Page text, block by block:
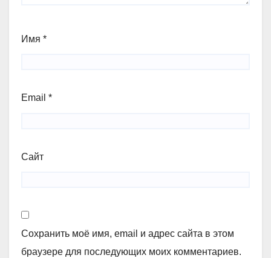
Имя *
Email *
Сайт
Сохранить моё имя, email и адрес сайта в этом
браузере для последующих моих комментариев.